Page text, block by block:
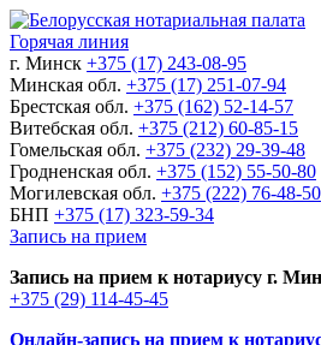
Горячая линия
г. Минск +375 (17) 243-08-95
Минская обл. +375 (17) 251-07-94
Брестская обл. +375 (162) 52-14-57
Витебская обл. +375 (212) 60-85-15
Гомельская обл. +375 (232) 29-39-48
Гродненская обл. +375 (152) 55-50-80
Могилевская обл. +375 (222) 76-48-50
БНП +375 (17) 323-59-34
Запись на прием
Запись на прием к нотариусу г.
+375 (29) 114-45-45
Онлайн-запись на прием к